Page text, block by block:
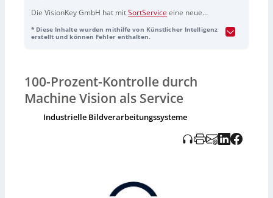
Die VisionKey GmbH hat mitSortService eine neue
Service“ für eine 100-prozentige Qualitätskontrolle an.
VisionKey oder direkt in der Produktion. Das Angebot
eignet sich sowohl für Großserien als auch für kleine
Stückzahlen, Reklamationsnachbearbeitungen und
kurzfristige Kapazitätsengpässe. Zudem weist der
generiert und vom Tedo Verlag bereitgestellt wurde.
* Diese Inhalte wurden mithilfe von Künstlicher Intelligenz
erstellt und können Fehler enthalten.
100-Prozent-Kontrolle durch
Machine Vision als Service
Industrielle Bildverarbeitungssysteme